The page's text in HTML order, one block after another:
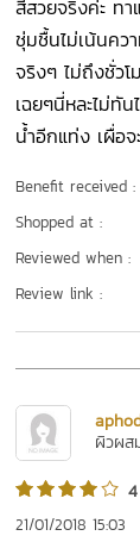
สีสวยจริงค่ะ ท
ชุ่มชื้นไม่เน้นคว
จริงๆ ไม่ถึงชั่วโ
เฉยๆนี่หละไม่ทั
น้ำอีกแท่ง เผื่อ
Benefit received :
Shopped at :
Reviewed when :
Review link :
ผิวผส
4
21/01/2018 15:03